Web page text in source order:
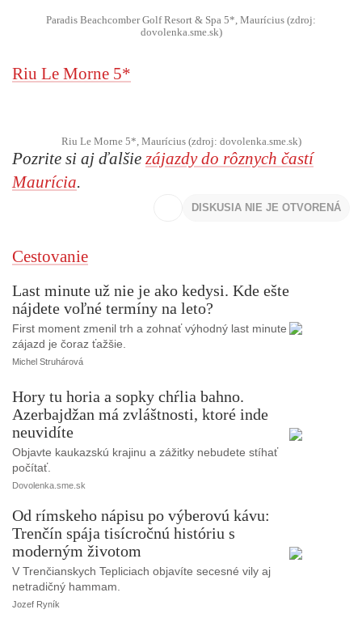
Paradis Beachcomber Golf Resort & Spa 5*, Maurícius (zdroj:
dovolenka.sme.sk)
Riu Le Morne 5*
Riu Le Morne 5*, Maurícius (zdroj: dovolenka.sme.sk)
Pozrite si aj ďalšie zájazdy do rôznych častí
Maurícia.
DISKUSIA NIE JE OTVORENÁ
Cestovanie
Last minute už nie je ako kedysi. Kde ešte
nájdete voľné termíny na leto?
First moment zmenil trh a zohnať výhodný last minute
zájazd je čoraz ťažšie.
Michel Struhárová
Hory tu horia a sopky chŕlia bahno.
Azerbajdžan má zvláštnosti, ktoré inde
neuvidíte
Objavte kaukazskú krajinu a zážitky nebudete stíhať
počítať.
Dovolenka.sme.sk
Od rímskeho nápisu po výberovú kávu:
Trenčín spája tisícročnú históriu s
moderným životom
V Trenčianskych Tepliciach objavíte secesné vily aj
netradičný hammam.
Jozef Ryník